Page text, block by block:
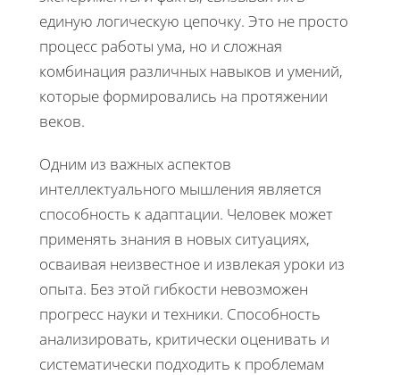
единую логическую цепочку. Это не просто
процесс работы ума, но и сложная
комбинация различных навыков и умений,
которые формировались на протяжении
веков.
Одним из важных аспектов
интеллектуального мышления является
способность к адаптации. Человек может
применять знания в новых ситуациях,
осваивая неизвестное и извлекая уроки из
опыта. Без этой гибкости невозможен
прогресс науки и техники. Способность
анализировать, критически оценивать и
систематически подходить к проблемам